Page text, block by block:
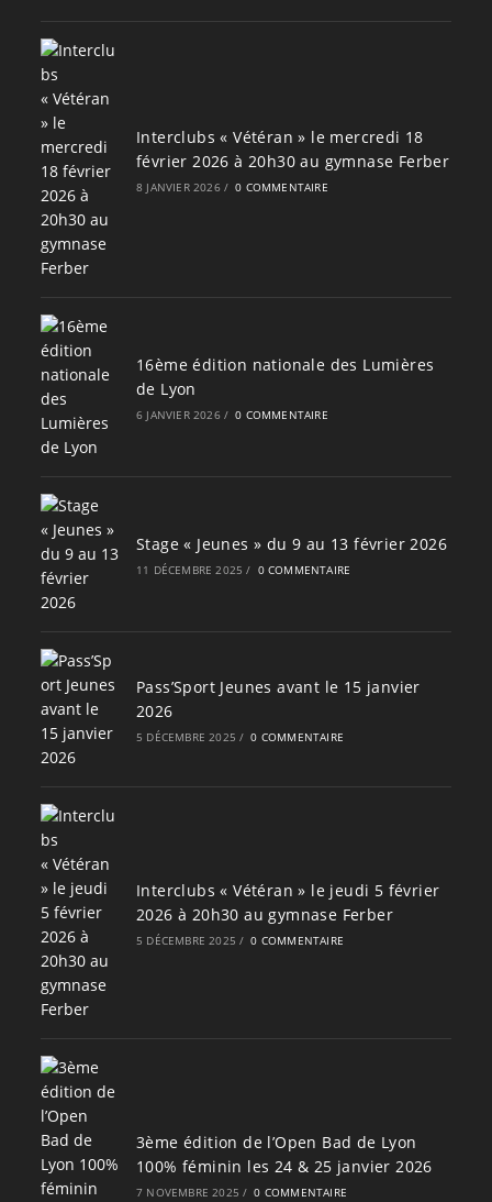
Interclubs « Vétéran » le mercredi 18
février 2026 à 20h30 au gymnase Ferber
8 JANVIER 2026 / 0 COMMENTAIRE
16ème édition nationale des Lumières
de Lyon
6 JANVIER 2026 / 0 COMMENTAIRE
Stage « Jeunes » du 9 au 13 février 2026
11 DÉCEMBRE 2025 / 0 COMMENTAIRE
Pass’Sport Jeunes avant le 15 janvier
2026
5 DÉCEMBRE 2025 / 0 COMMENTAIRE
Interclubs « Vétéran » le jeudi 5 février
2026 à 20h30 au gymnase Ferber
5 DÉCEMBRE 2025 / 0 COMMENTAIRE
3ème édition de l’Open Bad de Lyon
100% féminin les 24 & 25 janvier 2026
7 NOVEMBRE 2025 / 0 COMMENTAIRE